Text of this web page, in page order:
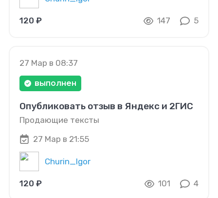
120 ₽ 147 5
27 Мар в 08:37
выполнен
Опубликовать отзыв в Яндекс и 2ГИС
Продающие тексты
27 Мар в 21:55
Churin_Igor
120 ₽ 101 4